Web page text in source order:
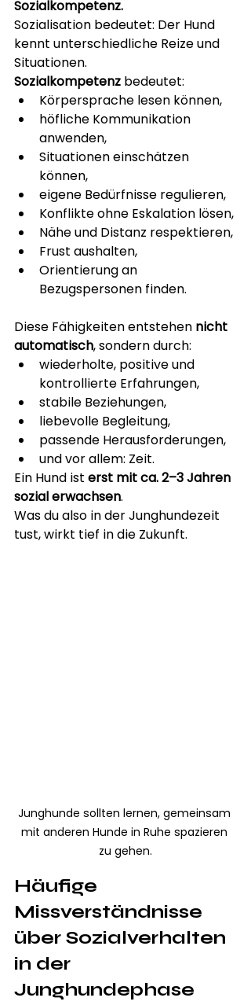
Sozialkompetenz.
Sozialisation bedeutet: Der Hund
kennt unterschiedliche Reize und
Situationen.
Sozialkompetenz bedeutet:
Körpersprache lesen können,
höfliche Kommunikation
anwenden,
Situationen einschätzen
können,
eigene Bedürfnisse regulieren,
Konflikte ohne Eskalation lösen,
Nähe und Distanz respektieren,
Frust aushalten,
Orientierung an
Bezugspersonen finden.
Diese Fähigkeiten entstehen nicht
automatisch, sondern durch:
wiederholte, positive und
kontrollierte Erfahrungen,
stabile Beziehungen,
liebevolle Begleitung,
passende Herausforderungen,
und vor allem: Zeit.
Ein Hund ist erst mit ca. 2–3 Jahren
sozial erwachsen.
Was du also in der Junghundezeit
tust, wirkt tief in die Zukunft.
Junghunde sollten lernen, gemeinsam
mit anderen Hunde in Ruhe spazieren
zu gehen.
Häufige
Missverständnisse
über Sozialverhalten
in der
Junghundephase